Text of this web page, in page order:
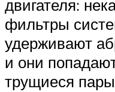
двигателя:
фильтры
удерживают
и они
трущиеся